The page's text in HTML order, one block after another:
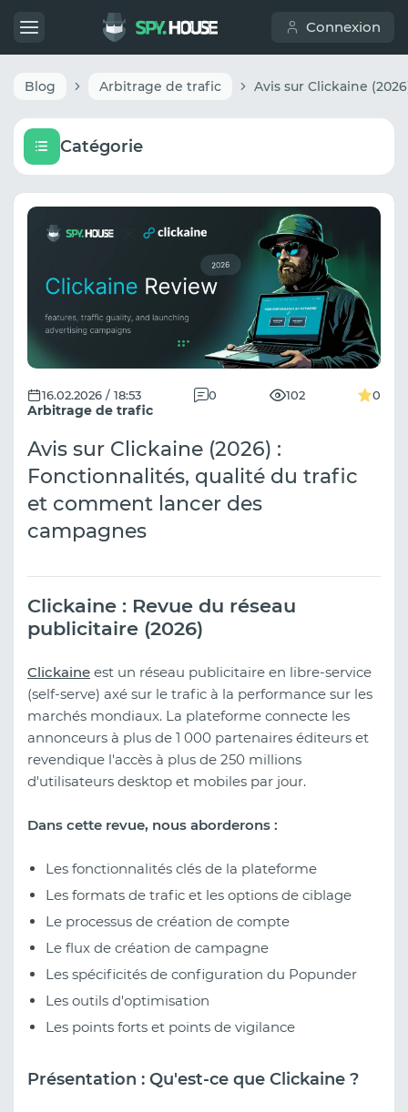
Connexion
Blog Arbitrage de trafic
Catégorie
Arbitrage de trafic
16.02.2026 / 18:53 0 102 0
Avis sur Clickaine (2026) :
Fonctionnalités, qualité du trafic
et comment lancer des
campagnes
Clickaine : Revue du réseau
publicitaire (2026)
Clickaine est un réseau publicitaire en libre-service
(self-serve) axé sur le trafic à la performance sur les
marchés mondiaux. La plateforme connecte les
annonceurs à plus de 1 000 partenaires éditeurs et
revendique l'accès à plus de 250 millions
d'utilisateurs desktop et mobiles par jour.
Dans cette revue, nous aborderons :
Les fonctionnalités clés de la plateforme
Les formats de trafic et les options de ciblage
Le processus de création de compte
Le flux de création de campagne
Les spécificités de configuration du Popunder
Les outils d'optimisation
Les points forts et points de vigilance
Présentation : Qu'est-ce que Clickaine ?